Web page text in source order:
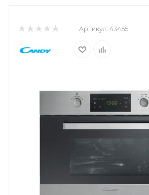
Артикул: 43455